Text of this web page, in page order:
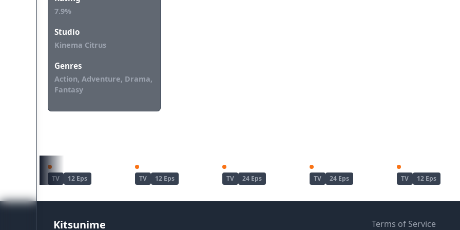
7.9%
Studio
Kinema Citrus
Genres
Action, Adventure, Drama,
Fantasy
TV 12 Eps TV 12 Eps TV 24 Eps TV 24 Eps TV 12 Eps
Kitsunime Terms of Service